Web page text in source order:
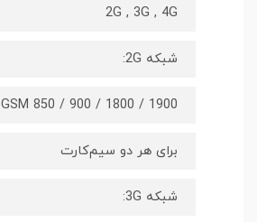
2G , 3G , 4G
شبکه 2G:
GSM 850 / 900 / 1800 / 1900
برای هر دو سیم‌کارت
شبکه 3G: